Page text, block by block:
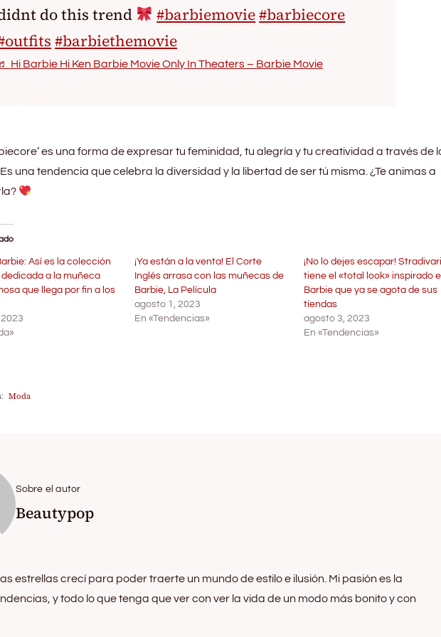
do this trend
#barbiemovie#barbiecore
#barbiethemovie
Hi Barbie Hi Ken Barbie Movie Only In Theaters – Barbie Movie
es una forma de expresar tu feminidad, tu alegría y tu creatividad a través de
una tendencia que celebra la diversidad y la libertad de ser tú misma. ¿Te animas a
Así es la colección
dedicada a la muñeca
que llega por fin a los
¡Ya están a la venta! El Corte
Inglés arrasa con las muñecas de
Barbie, La Película
agosto 1, 2023
En «Tendencias»
¡No lo dejes escapar!
tiene el «total look» inspirado
Barbie que ya se agota de sus
tiendas
agosto 3, 2023
En «Tendencias»
Moda
Sobre el autor
Beautypop
estrellas crecí para poder traerte un mundo de estilo e ilusión. Mi pasión es la
y todo lo que tenga que ver con ver la vida de un modo más bonito y con